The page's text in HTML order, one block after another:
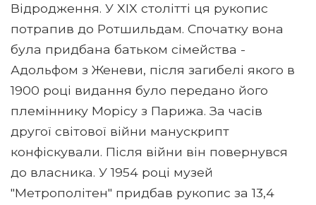
Відродження. У XIX столітті ця рукопис
потрапив до Ротшильдам. Спочатку вона
була придбана батьком сімейства -
Адольфом з Женеви, після загибелі якого в
1900 році видання було передано його
племіннику Морісу з Парижа. За часів
другої світової війни манускрипт
конфіскували. Після війни він повернувся
до власника. У 1954 році музей
"Метрополітен" придбав рукопис за 13,4